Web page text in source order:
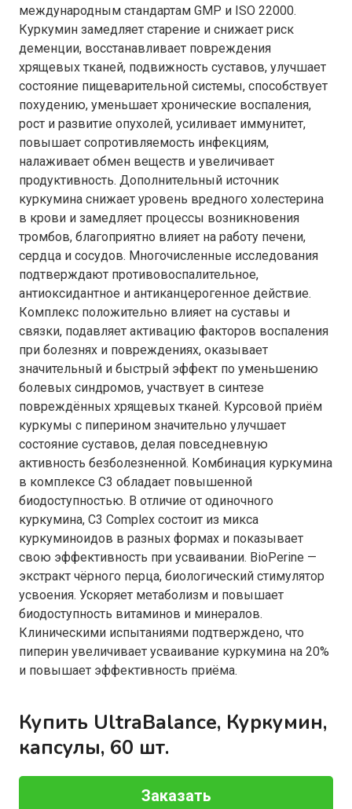
международным стандартам GMP и ISO 22000.
Куркумин замедляет старение и снижает риск
деменции, восстанавливает повреждения
хрящевых тканей, подвижность суставов, улучшает
состояние пищеварительной системы, способствует
похудению, уменьшает хронические воспаления,
рост и развитие опухолей, усиливает иммунитет,
повышает сопротивляемость инфекциям,
налаживает обмен веществ и увеличивает
продуктивность. Дополнительный источник
куркумина снижает уровень вредного холестерина
в крови и замедляет процессы возникновения
тромбов, благоприятно влияет на работу печени,
сердца и сосудов. Многочисленные исследования
подтверждают противовоспалительное,
антиоксидантное и антиканцерогенное действие.
Комплекс положительно влияет на суставы и
связки, подавляет активацию факторов воспаления
при болезнях и повреждениях, оказывает
значительный и быстрый эффект по уменьшению
болевых синдромов, участвует в синтезе
повреждённых хрящевых тканей. Курсовой приём
куркумы с пиперином значительно улучшает
состояние суставов, делая повседневную
активность безболезненной. Комбинация куркумина
в комплексе C3 обладает повышенной
биодоступностью. В отличие от одиночного
куркумина, C3 Complex состоит из микса
куркуминоидов в разных формах и показывает
свою эффективность при усваивании. BioPerine —
экстракт чёрного перца, биологический стимулятор
усвоения. Ускоряет метаболизм и повышает
биодоступность витаминов и минералов.
Клиническими испытаниями подтверждено, что
пиперин увеличивает усваивание куркумина на 20%
и повышает эффективность приёма.
Купить UltraBalance, Куркумин,
капсулы, 60 шт.
Заказать